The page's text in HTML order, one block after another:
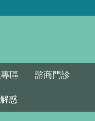
區 諮商門診
惑